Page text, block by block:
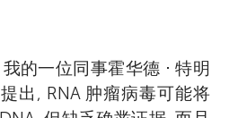
的一位同事霍华德 ⋅ 特明
出, RNA 肿瘤病毒可能将